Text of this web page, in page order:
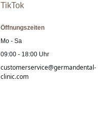
TikTok
Öffnungszeiten
Mo - Sa
09:00 - 18:00 Uhr
customerservice@germandental-
clinic.com